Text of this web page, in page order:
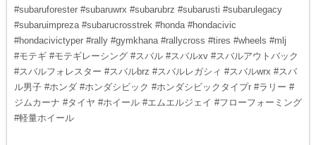
#subaruforester #subaruwrx #subarubrz #subarusti #subarulegacy
#subaruimpreza #subarucrosstrek #honda #hondacivic
#hondacivictyper #rally #gymkhana #rallycross #tires #wheels #mlj
#モテギ #モテギレーシング #スバル #スバルxv #スバルアウトバック
#スバルフォレスター #スバルbrz #スバルレガシィ #スバルwrx #スバ
ル男子 #ホンダ #ホンダシビック #ホンダシビックタイプr #ラリー #
ジムカーナ #タイヤ #ホイール #エムエルジェイ #フローフォーミング
#軽量ホイール